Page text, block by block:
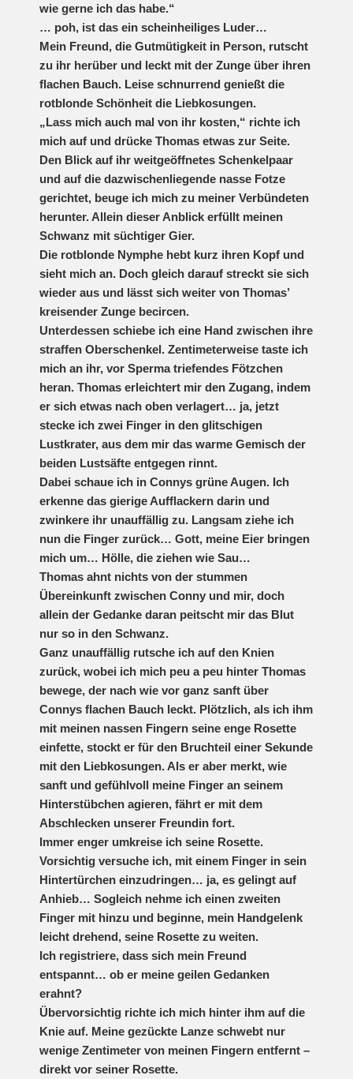
wie gerne ich das habe.“
… poh, ist das ein scheinheiliges Luder…
Mein Freund, die Gutmütigkeit in Person, rutscht
zu ihr herüber und leckt mit der Zunge über ihren
flachen Bauch. Leise schnurrend genießt die
rotblonde Schönheit die Liebkosungen.
„Lass mich auch mal von ihr kosten,“ richte ich
mich auf und drücke Thomas etwas zur Seite.
Den Blick auf ihr weitgeöffnetes Schenkelpaar
und auf die dazwischenliegende nasse Fotze
gerichtet, beuge ich mich zu meiner Verbündeten
herunter. Allein dieser Anblick erfüllt meinen
Schwanz mit süchtiger Gier.
Die rotblonde Nymphe hebt kurz ihren Kopf und
sieht mich an. Doch gleich darauf streckt sie sich
wieder aus und lässt sich weiter von Thomas’
kreisender Zunge becircen.
Unterdessen schiebe ich eine Hand zwischen ihre
straffen Oberschenkel. Zentimeterweise taste ich
mich an ihr, vor Sperma triefendes Fötzchen
heran. Thomas erleichtert mir den Zugang, indem
er sich etwas nach oben verlagert… ja, jetzt
stecke ich zwei Finger in den glitschigen
Lustkrater, aus dem mir das warme Gemisch der
beiden Lustsäfte entgegen rinnt.
Dabei schaue ich in Connys grüne Augen. Ich
erkenne das gierige Aufflackern darin und
zwinkere ihr unauffällig zu. Langsam ziehe ich
nun die Finger zurück… Gott, meine Eier bringen
mich um… Hölle, die ziehen wie Sau…
Thomas ahnt nichts von der stummen
Übereinkunft zwischen Conny und mir, doch
allein der Gedanke daran peitscht mir das Blut
nur so in den Schwanz.
Ganz unauffällig rutsche ich auf den Knien
zurück, wobei ich mich peu a peu hinter Thomas
bewege, der nach wie vor ganz sanft über
Connys flachen Bauch leckt. Plötzlich, als ich ihm
mit meinen nassen Fingern seine enge Rosette
einfette, stockt er für den Bruchteil einer Sekunde
mit den Liebkosungen. Als er aber merkt, wie
sanft und gefühlvoll meine Finger an seinem
Hinterstübchen agieren, fährt er mit dem
Abschlecken unserer Freundin fort.
Immer enger umkreise ich seine Rosette.
Vorsichtig versuche ich, mit einem Finger in sein
Hintertürchen einzudringen… ja, es gelingt auf
Anhieb… Sogleich nehme ich einen zweiten
Finger mit hinzu und beginne, mein Handgelenk
leicht drehend, seine Rosette zu weiten.
Ich registriere, dass sich mein Freund
entspannt… ob er meine geilen Gedanken
erahnt?
Übervorsichtig richte ich mich hinter ihm auf die
Knie auf. Meine gezückte Lanze schwebt nur
wenige Zentimeter von meinen Fingern entfernt –
direkt vor seiner Rosette.